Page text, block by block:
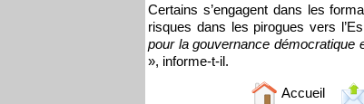
Certains s’engagent dans les
risques dans les pirogues vers
pour la gouvernance démocratique
», informe-t-il.
Accueil